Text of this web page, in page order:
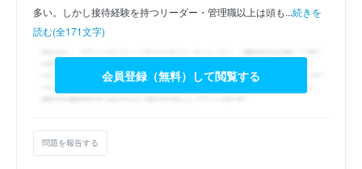
多い。しかし接待経験を持つリーダー・管理職以上は頭も...続きを
読む(全171文字)
会員登録（無料）して閲覧する
問題を報告する